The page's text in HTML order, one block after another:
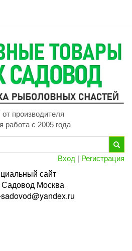
производителя
работа с 2005 года
Вход | Регистрация
сайт
Садовод Москва